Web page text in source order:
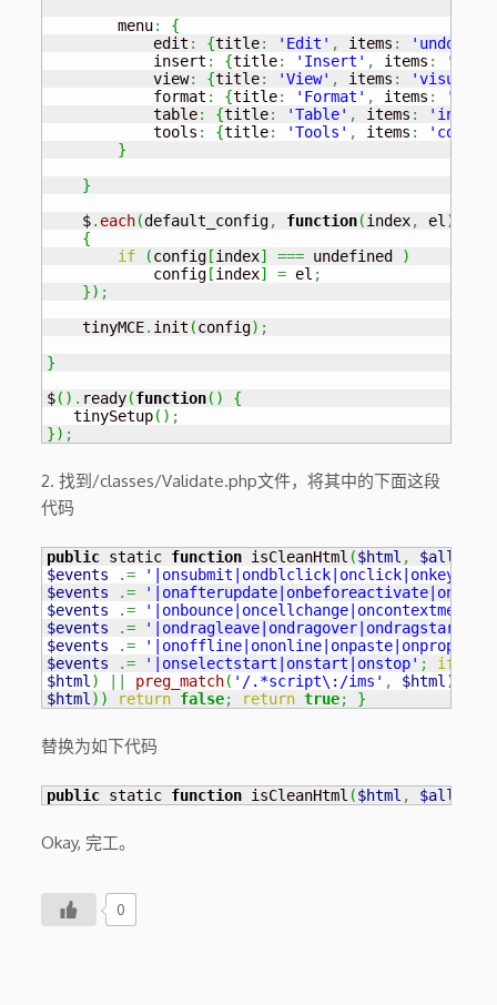
        menu
:
{
            edit
: {title: 'Edit' , items :
'undo
            insert
: {title: 'Insert' , items :
            view
: {title: 'View' , items :
            format
: {title: 'Format' , items :
'bold
            table
: {title: 'Table' , items :
            tools
: {title: 'Tools' , items : 'code'
}
}
    $
. each(default_config, function(index, el )
{
if
(config[index] === undefined
)
            config
[index] = el ;
}) ;
    tinyMCE
. init (config) ;
}
$( ) . ready(function( )
{
   tinySetup
( ) ;
}) ;
2. 找到/classes/Validate.php文件，将其中的下面这段
代码
public static function isCleanHtml ($html ,
$events
.=
$events
.=
$events
.=
$events
.=
$events
.=
$events
.= '|onselectstart|onstart|onstop' ; if
$html ) || preg_match( '/.*script\:/ims' , $html )
$html ) ) return false; return true; }
替换为如下代码
public static function isCleanHtml ($html ,
Okay, 完工。
0